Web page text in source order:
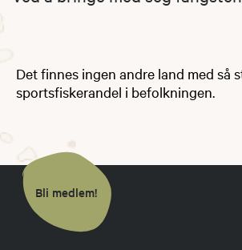
Det finnes ingen andre land med så
sportsfiskerandel i befolkningen.
Bli medlem!